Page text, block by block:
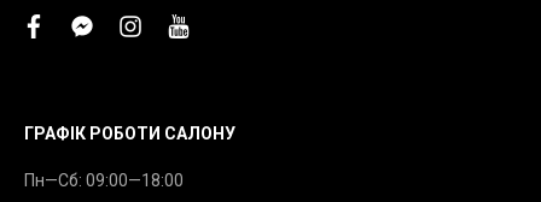
facebookfacebook-
instagram
youtube
ГРАФІК РОБОТИ САЛОНУ
Пн—Сб: 09:00—18:00